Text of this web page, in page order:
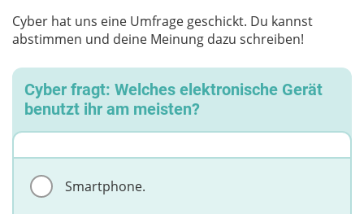
Cyber hat uns eine Umfrage geschickt. Du kannst
abstimmen und deine Meinung dazu schreiben!
Cyber fragt: Welches elektronische Gerät
benutzt ihr am meisten?
Smartphone.